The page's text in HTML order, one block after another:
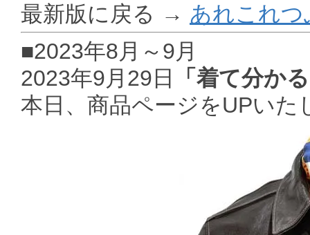
最新版に戻る → あれこれ
■2023年8月～9月
2023年9月29日
「着て分か
本日、商品ページをUPいた